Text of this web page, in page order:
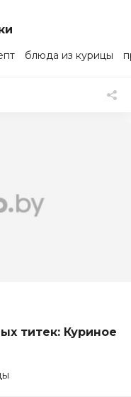
блюда из курицы
титек: Куриное